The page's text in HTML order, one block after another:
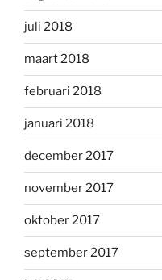
juli 2018
maart 2018
februari 2018
januari 2018
december 2017
november 2017
oktober 2017
september 2017